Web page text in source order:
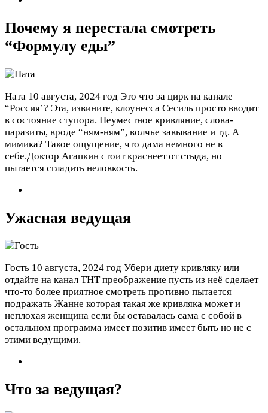
Почему я перестала смотреть
“Формулу еды”
Ната 10 августа, 2024 год Это что за цирк на канале
“Россия’? Эта, извините, клоунесса Сесиль просто вводит
в состояние ступора. Неуместное кривляние, слова-
паразиты, вроде “ням-ням”, волчье завывание и тд. А
мимика? Такое ощущение, что дама немного не в
себе.Доктор Агапкин стоит краснеет от стыда, но
пытается сгладить неловкость.
Ужасная ведущая
Гость 10 августа, 2024 год Убери диету кривляку или
отдайте на канал ТНТ преображение пусть из неё сделает
что-то более приятное смотреть противно пытается
подражать Жанне которая такая же кривляка может и
неплохая женщина если бы оставалась сама с собой в
остальном программа имеет позитив имеет быть но не с
этими ведущими.
Что за ведущая?